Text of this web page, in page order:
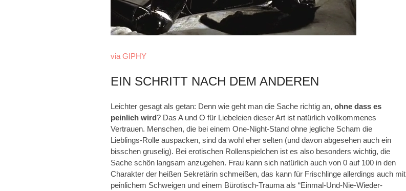
via GIPHY
EIN SCHRITT NACH DEM ANDEREN
Leichter gesagt als getan: Denn wie geht man die Sache richtig an, ohne dass es
peinlich wird? Das A und O für Liebeleien dieser Art ist natürlich vollkommenes
Vertrauen. Menschen, die bei einem One-Night-Stand ohne jegliche Scham die
Lieblings-Rolle auspacken, sind da wohl eher selten (und davon abgesehen auch ein
bisschen gruselig). Bei erotischen Rollenspielchen ist es also besonders wichtig, die
Sache schön langsam anzugehen. Frau kann sich natürlich auch von 0 auf 100 in den
Charakter der heißen Sekretärin schmeißen, das kann für Frischlinge allerdings auch mit
peinlichem Schweigen und einem Bürotisch-Trauma als “Einmal-Und-Nie-Wieder-